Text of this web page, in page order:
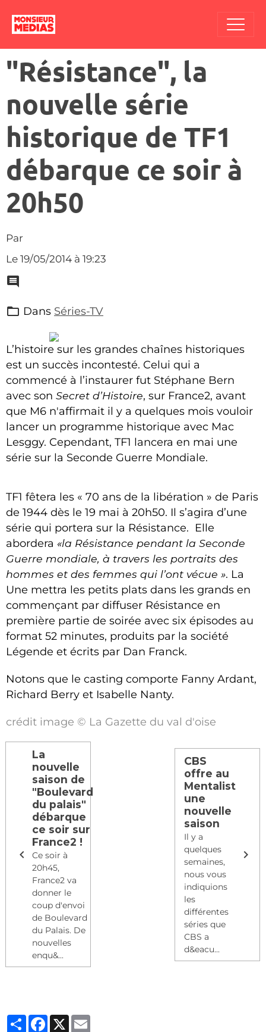
"Résistance", la
nouvelle série
historique de TF1
débarque ce soir à
20h50
Par
Le 19/05/2014 à 19:23
Dans Séries-TV
L’histoire sur les grandes chaînes historiques
est un succès incontesté. Celui qui a
commencé à l’instaurer fut Stéphane Bern
avec son Secret d’Histoire, sur France2, avant
que M6 n'affirmait il y a quelques mois vouloir
lancer un programme historique avec Mac
Lesggy. Cependant, TF1 lancera en mai une
série sur la Seconde Guerre Mondiale.
TF1 fêtera les « 70 ans de la libération » de Paris
de 1944 dès le 19 mai à 20h50. Il s’agira d’une
série qui portera sur la Résistance. Elle
abordera «la Résistance pendant la Seconde
Guerre mondiale, à travers les portraits des
hommes et des femmes qui l’ont vécue ». La
Une mettra les petits plats dans les grands en
commençant par diffuser Résistance en
première partie de soirée avec six épisodes au
format 52 minutes, produits par la société
Légende et écrits par Dan Franck.
Notons que le casting comporte Fanny Ardant,
Richard Berry et Isabelle Nanty.
crédit image © La Gazette du val d'oise
La
nouvelle
saison de
"Boulevard
du palais"
débarque
ce soir sur
France2 !
Ce soir à
20h45,
France2 va
donner le
coup d'envoi
de Boulevard
du Palais. De
nouvelles
enqu&...
CBS
offre au
Mentalist
une
nouvelle
saison
Il y a
quelques
semaines,
nous vous
indiquions
les
différentes
séries que
CBS a
d&eacu...
Partager
Facebook
X